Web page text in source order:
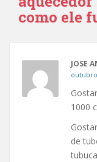
e
e
m
a
n
e
e
e
a
j
n
e
l
a
como ele
JOSE
outubro
1000
de